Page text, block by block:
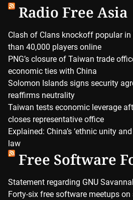
Radio Free Asia
Clash of Clans knockoff popular
than 40,000 players online
PNG’s closure of Taiwan trade
economic ties with China
Solomon Islands signs security
reaffirms neutrality
Taiwan tests economic leverage
closes representative office
Explained: China’s ‘ethnic unity
law
Free Software
Statement regarding GNU
Forty-six free software meetups